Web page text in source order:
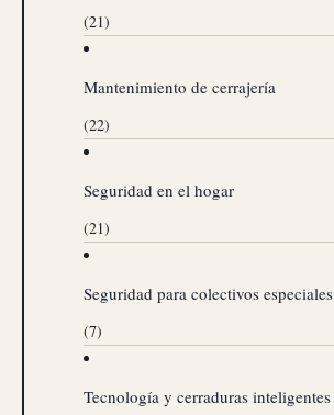
(21)
Mantenimiento de cerrajería
(22)
Seguridad en el hogar
(21)
Seguridad para colectivos especiales
(7)
Tecnología y cerraduras inteligentes